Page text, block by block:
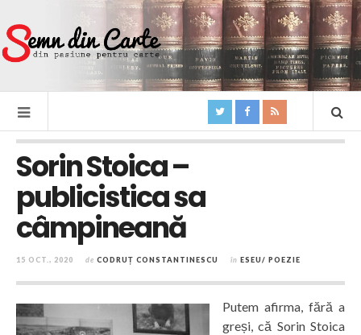
Sorin Stoica –
publicistica sa
câmpineană
15 OCT., 2020 de CODRUȚ CONSTANTINESCU în ESEU/ POEZIE
Putem afirma, fără a
greși, că Sorin Stoica